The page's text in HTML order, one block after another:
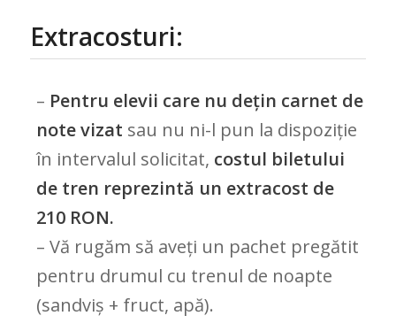
Extracosturi:
– Pentru elevii care nu dețin carnet de
note vizat sau nu ni-l pun la dispoziție
în intervalul solicitat, costul biletului
de tren reprezintă un extracost de
210 RON.
– Vă rugăm să aveți un pachet pregătit
pentru drumul cu trenul de noapte
(sandviș + fruct, apă).